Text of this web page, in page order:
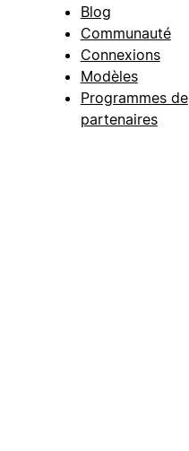
Blog
Communauté
Connexions
Modèles
Programmes de
partenaires